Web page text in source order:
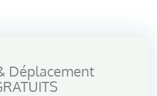
Déplacement